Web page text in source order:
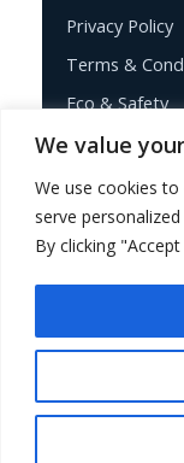
We value
We use cookies
serve
By clicking
Privacy Policy
Terms &
Eco & Safety
CONTACT
+385 91 400
WhatsApp
© 2026